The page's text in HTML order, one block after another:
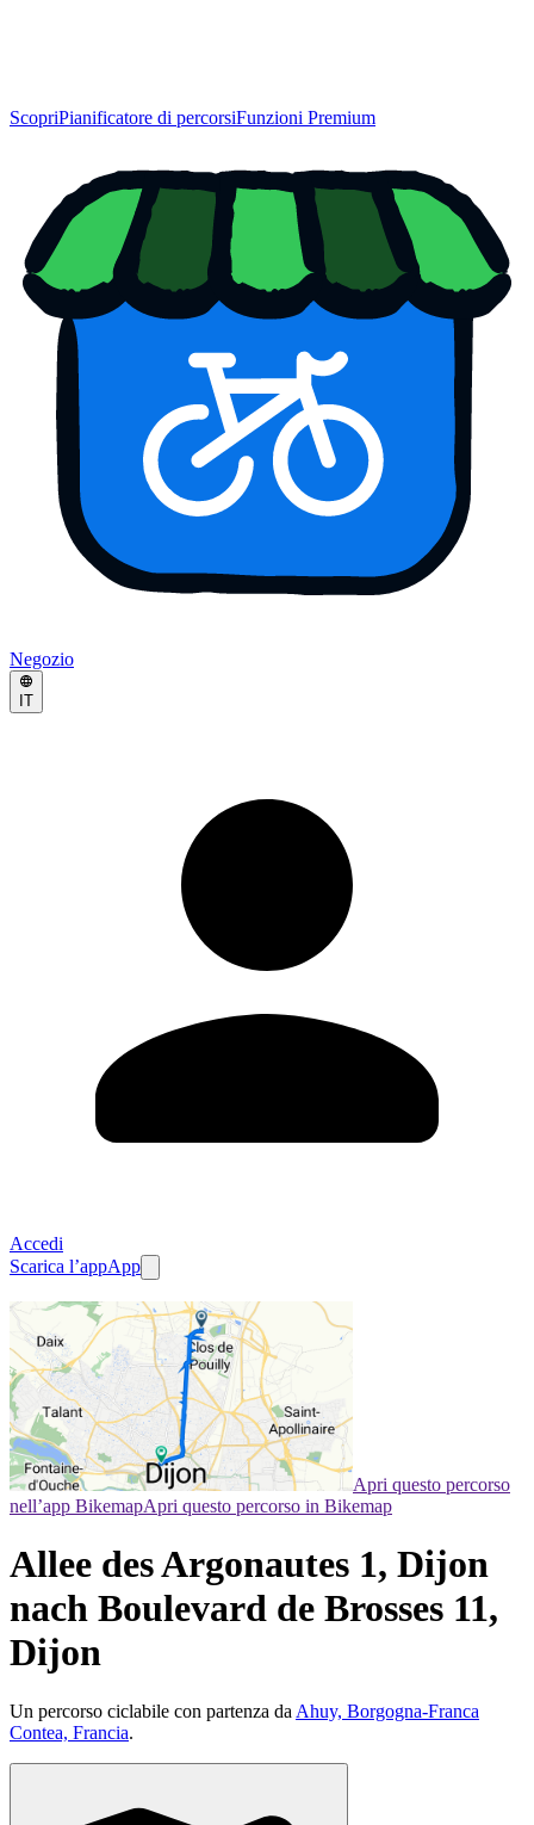
ScopriPianificatore di percorsiFunzioni Premium
Negozio
IT
Accedi
Scarica l’appApp
Apri questo percorso
nell’app BikemapApri questo percorso in Bikemap
Allee des Argonautes 1, Dijon
nach Boulevard de Brosses 11,
Dijon
Un percorso ciclabile con partenza da Ahuy, Borgogna-Franca
Contea, Francia.